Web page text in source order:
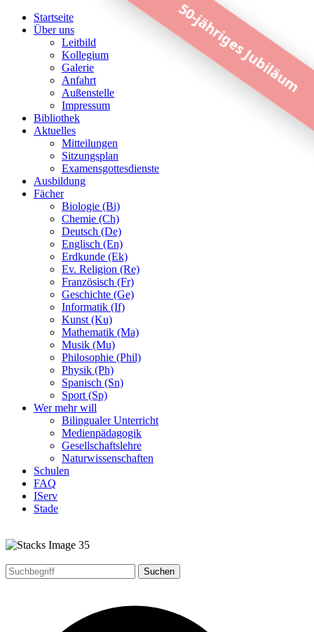
Startseite
Über uns
Leitbild
Kollegium
Galerie
Anfahrt
Außenstelle
Impressum
Bibliothek
Aktuelles
Mitteilungen
Sitzungsplan
Examensgottesdienste
Ausbildung
Fächer
Biologie (Bi)
Chemie (Ch)
Deutsch (De)
Englisch (En)
Erdkunde (Ek)
Ev. Religion (Re)
Französisch (Fr)
Geschichte (Ge)
Informatik (If)
Kunst (Ku)
Mathematik (Ma)
Musik (Mu)
Philosophie (Phil)
Physik (Ph)
Spanisch (Sn)
Sport (Sp)
Wer mehr will
Bilingualer Unterricht
Medienpädagogik
Gesellschaftslehre
Naturwissenschaften
Schulen
FAQ
IServ
Stade
50-jähriges Jubiläum
Suchen